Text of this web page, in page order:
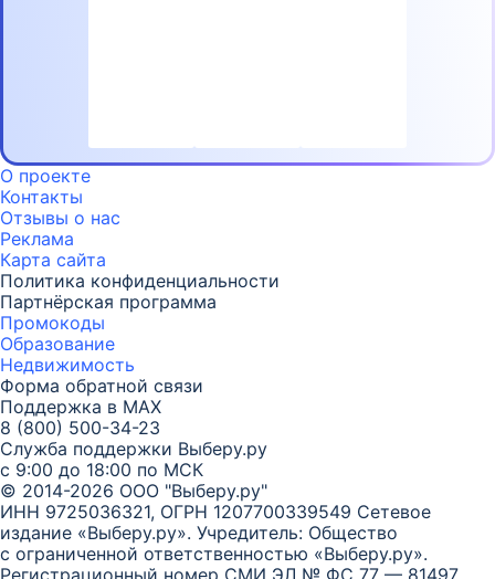
О проекте
Контакты
Отзывы о нас
Реклама
Карта сайта
Политика конфиденциальности
Партнёрская программа
Промокоды
Образование
Недвижимость
Форма обратной связи
Поддержка в MAX
8 (800) 500-34-23
Служба поддержки Выберу.ру
с 9:00 до 18:00 по МСК
© 2014-2026 ООО "Выберу.ру"
ИНН 9725036321, ОГРН 1207700339549 Сетевое
издание «Выберу.ру». Учредитель: Общество
с ограниченной ответственностью «Выберу.ру».